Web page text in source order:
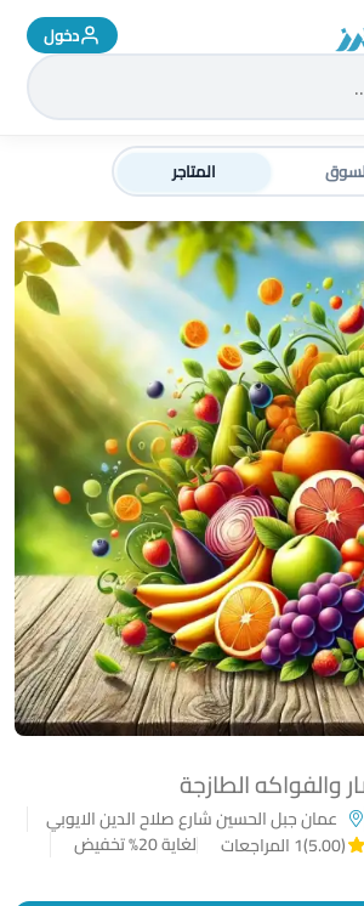
دخول
المتاجر
والفواكه الطازجة
عمان جبل الحسين شارع صلاح الدين الايوبي
(5.00) 1 المراجعات لغاية 20% تخفيض